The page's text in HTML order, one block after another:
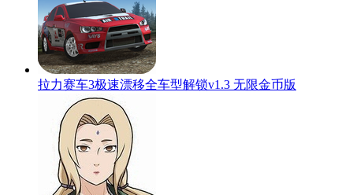
拉力赛车3极速漂移全车型解锁v1.3 无限金币版